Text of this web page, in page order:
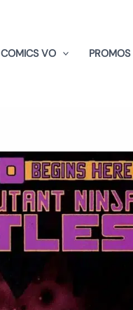
COMICS VO PROMOS